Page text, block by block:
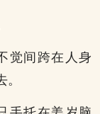
觉间跨在人身